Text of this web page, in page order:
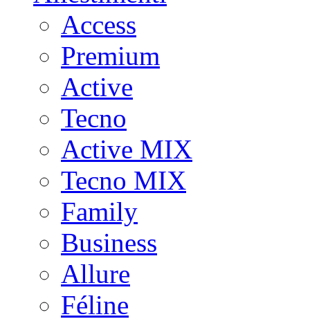
Access
Premium
Active
Tecno
Active MIX
Tecno MIX
Family
Business
Allure
Féline